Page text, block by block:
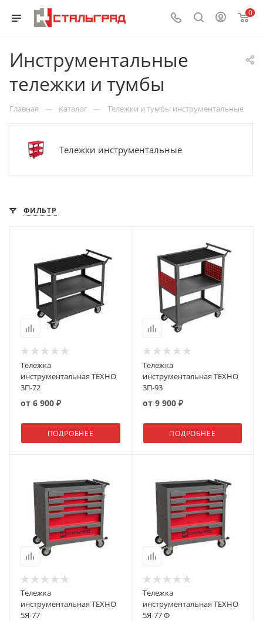
0
Инструментальные
тележки и тумбы
Главная — Каталог — Тележки и тумбы инструментальные
Тележки инструментальные
ФИЛЬТР
Тележка
инструментальная ТЕХНО
3П-72
от 6 900 ₽
ПОДРОБНЕЕ
Тележка
инструментальная ТЕХНО
3П-93
от 9 900 ₽
ПОДРОБНЕЕ
Тележка
инструментальная ТЕХНО
5Я-77
Тележка
инструментальная ТЕХНО
5Я-77 Ф